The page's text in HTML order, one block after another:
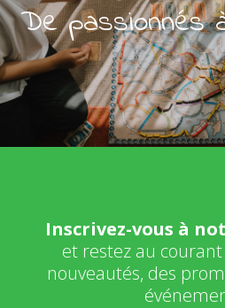
De passionnés
Inscrivez-vous à
et restez au
nouveautés, des